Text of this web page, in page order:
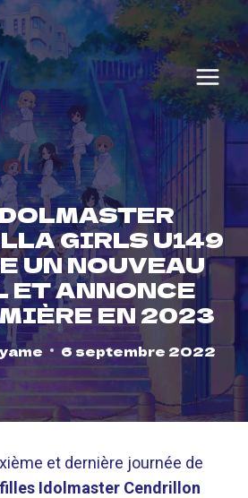
GIRLS U149
UN NOUVEAU
ET ANNONCE
EN 2023
6 septembre 2022
et dernière journée de
Idolmaster Cendrillon